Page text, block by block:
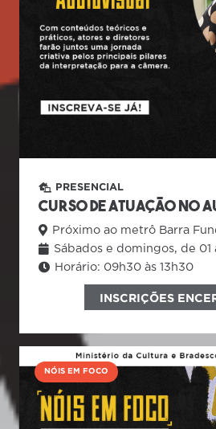
PRESENCIAL
Curso de Atuação no
Próximo ao metrô Barra
Sábados e domingos, de
Horário: 09h30 às 13h30
INSCRIÇÕES
NÓIS EM FOCO